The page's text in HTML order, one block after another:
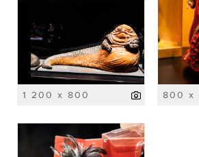
1 200 x 800 800 x